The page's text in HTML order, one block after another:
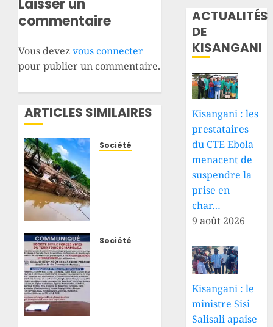
Laisser un
commentaire
Vous devezvous connecter
pour publier un commentaire.
ARTICLES SIMILAIRES
Société
planches
Société
ACTUALITÉS
DE
KISANGANI
Kisangani : les
prestataires
du CTE Ebola
menacent de
suspendre la
prise en
char…
9 août 2026
Kisangani : le
ministre Sisi
Salisali apaise